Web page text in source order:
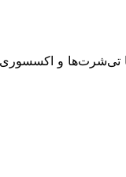
تی‌شرت‌ها و